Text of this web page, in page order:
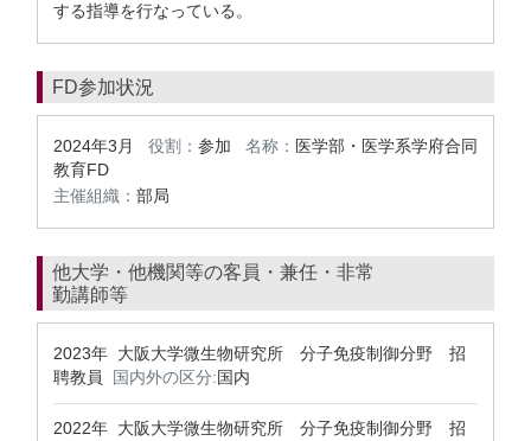
する指導を行なっている。
FD参加状況
2024年3月 役割： 参加 名称： 医学部・医学系学府合同
教育FD
主催組織： 部局
他大学・他機関等の客員・兼任・非常
勤講師等
2023年 大阪大学微生物研究所 分子免疫制御分野 招
聘教員
国内外の区分:国内
2022年 大阪大学微生物研究所 分子免疫制御分野 招